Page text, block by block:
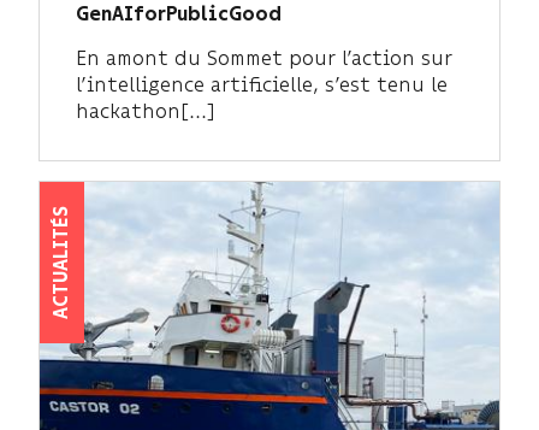
GenAIforPublicGood
En amont du Sommet pour l’action sur
l’intelligence artificielle, s’est tenu le
hackathon[...]
ACTUALITÉS